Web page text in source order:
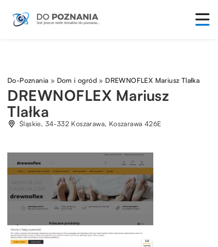
Do-Poznania » Dom i ogród » DREWNOFLEX Mariusz Tlałka
DREWNOFLEX Mariusz
Tlałka
Śląskie, 34-332 Koszarawa, Koszarawa 426E